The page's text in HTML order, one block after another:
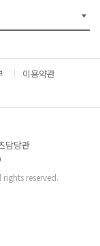
e
서
다
운
이용약관
담당관
reserved.